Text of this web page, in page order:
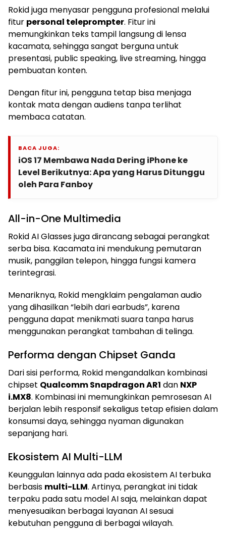
Rokid juga menyasar pengguna profesional melalui
fitur personal teleprompter. Fitur ini
memungkinkan teks tampil langsung di lensa
kacamata, sehingga sangat berguna untuk
presentasi, public speaking, live streaming, hingga
pembuatan konten.
Dengan fitur ini, pengguna tetap bisa menjaga
kontak mata dengan audiens tanpa terlihat
membaca catatan.
BACA JUGA:
iOS 17 Membawa Nada Dering iPhone ke
Level Berikutnya: Apa yang Harus Ditunggu
oleh Para Fanboy
All-in-One Multimedia
Rokid AI Glasses juga dirancang sebagai perangkat
serba bisa. Kacamata ini mendukung pemutaran
musik, panggilan telepon, hingga fungsi kamera
terintegrasi.
Menariknya, Rokid mengklaim pengalaman audio
yang dihasilkan “lebih dari earbuds”, karena
pengguna dapat menikmati suara tanpa harus
menggunakan perangkat tambahan di telinga.
Performa dengan Chipset Ganda
Dari sisi performa, Rokid mengandalkan kombinasi
chipset Qualcomm Snapdragon AR1 dan NXP
i.MX8. Kombinasi ini memungkinkan pemrosesan AI
berjalan lebih responsif sekaligus tetap efisien dalam
konsumsi daya, sehingga nyaman digunakan
sepanjang hari.
Ekosistem AI Multi-LLM
Keunggulan lainnya ada pada ekosistem AI terbuka
berbasis multi-LLM. Artinya, perangkat ini tidak
terpaku pada satu model AI saja, melainkan dapat
menyesuaikan berbagai layanan AI sesuai
kebutuhan pengguna di berbagai wilayah.